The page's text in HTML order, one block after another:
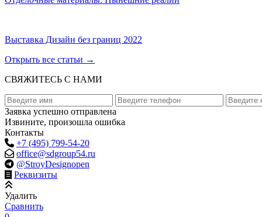
Выставка Дизайн без границ 2022
Открыть все статьи →
СВЯЖИТЕСЬ С НАМИ
Заявка успешно отправлена
Извините, произошла ошибка
Контакты
+7 (495) 799-54-20
office@sdgroup54.ru
@StroyDesignopen
Реквизиты
Удалить
Сравнить